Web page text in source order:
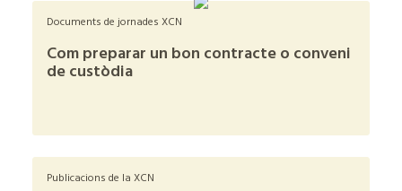
Documents de jornades XCN
Com preparar un bon contracte o conveni
de custòdia
Publicacions de la XCN